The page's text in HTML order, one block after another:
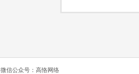
微信公众号：高恪网络